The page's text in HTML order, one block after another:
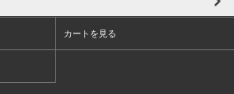
カートを見る